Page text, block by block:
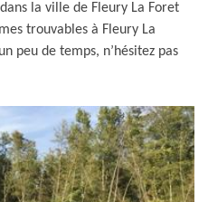
la ville de Fleury La Foret
trouvables à Fleury La
peu de temps, n’hésitez pas